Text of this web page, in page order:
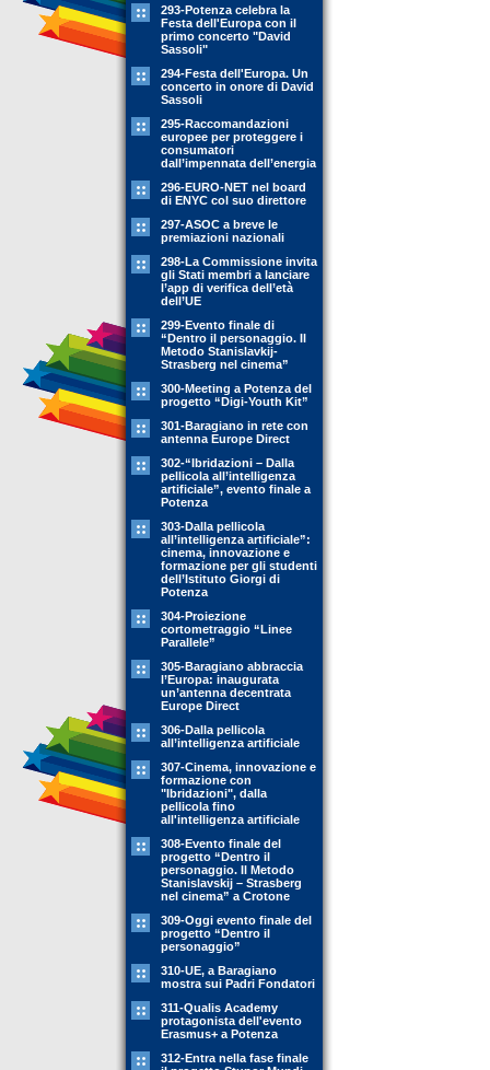
293-Potenza celebra la
Festa dell'Europa con il
primo concerto "David
Sassoli"
294-Festa dell'Europa. Un
concerto in onore di David
Sassoli
295-Raccomandazioni
europee per proteggere i
consumatori
dall’impennata dell’energia
296-EURO-NET nel board
di ENYC col suo direttore
297-ASOC a breve le
premiazioni nazionali
298-La Commissione invita
gli Stati membri a lanciare
l’app di verifica dell’età
dell’UE
299-Evento finale di
“Dentro il personaggio. Il
Metodo Stanislavkij-
Strasberg nel cinema”
300-Meeting a Potenza del
progetto “Digi-Youth Kit”
301-Baragiano in rete con
antenna Europe Direct
302-“Ibridazioni – Dalla
pellicola all’intelligenza
artificiale”, evento finale a
Potenza
303-Dalla pellicola
all’intelligenza artificiale”:
cinema, innovazione e
formazione per gli studenti
dell’Istituto Giorgi di
Potenza
304-Proiezione
cortometraggio “Linee
Parallele”
305-Baragiano abbraccia
l’Europa: inaugurata
un’antenna decentrata
Europe Direct
306-Dalla pellicola
all’intelligenza artificiale
307-Cinema, innovazione e
formazione con
"Ibridazioni", dalla
pellicola fino
all'intelligenza artificiale
308-Evento finale del
progetto “Dentro il
personaggio. Il Metodo
Stanislavskij – Strasberg
nel cinema” a Crotone
309-Oggi evento finale del
progetto “Dentro il
personaggio”
310-UE, a Baragiano
mostra sui Padri Fondatori
311-Qualis Academy
protagonista dell'evento
Erasmus+ a Potenza
312-Entra nella fase finale